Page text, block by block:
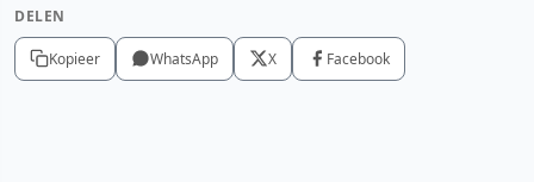
DELEN
Kopieer WhatsApp X Facebook